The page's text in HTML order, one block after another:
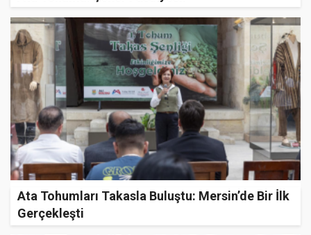
Ata Tohumları Takasla Buluştu: Mersin’de Bir İlk
Gerçekleşti